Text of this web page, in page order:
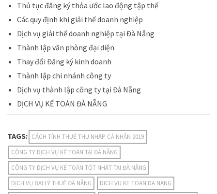
Thủ tục đăng ký thỏa ước lao động tập thể
Các quy định khi giải thể doanh nghiệp
Dịch vụ giải thể doanh nghiệp tại Đà Nẵng
Thành lập văn phòng đại diện
Thay đổi Đăng ký kinh doanh
Thành lập chi nhánh công ty
Dịch vụ thành lập công ty tại Đà Nẵng
DỊCH VỤ KẾ TOÁN ĐÀ NẴNG
TAGS: CÁCH TÍNH THUẾ THU NHẬP CÁ NHÂN 2019
CÔNG TY DỊCH VỤ KẾ TOÁN TẠI ĐÀ NẴNG
CÔNG TY DỊCH VỤ KẾ TOÁN TỐT NHẤT TẠI ĐÀ NẴNG
DỊCH VỤ ĐẠI LÝ THUẾ ĐÀ NẴNG
DICH VU KE TOAN DA NANG